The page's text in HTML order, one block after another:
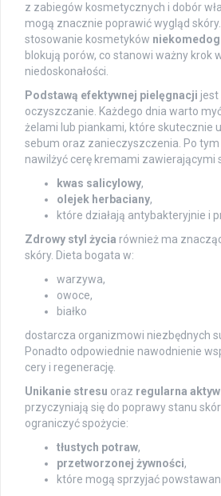
z zabiegów kosmetycznych i dobór
mogą znacznie poprawić wygląd
stosowanie kosmetyków
blokują porów, co stanowi ważny krok
niedoskonałości.
Podstawą efektywnej pielęgnacji jest
oczyszczanie. Każdego dnia warto
żelami lub piankami, które skutecznie
sebum oraz zanieczyszczenia. Po
nawilżyć cerę kremami zawierającymi
kwas salicylowy,
olejek herbaciany,
które działają antybakteryjnie i
Zdrowy styl życia również ma
skóry. Dieta bogata w:
warzywa,
owoce,
białko
dostarcza organizmowi niezbędnych
Ponadto odpowiednie nawodnienie
cery i regenerację.
Unikanie stresu oraz regularna
przyczyniają się do poprawy stanu
ograniczyć spożycie:
tłustych potraw,
przetworzonej żywności,
które mogą sprzyjać